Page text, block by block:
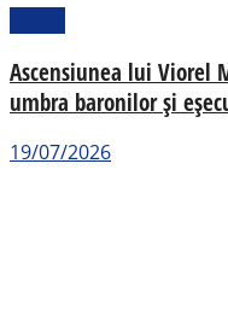
Ascensiunea lui Viorel
umbra baronilor și
19/07/2026